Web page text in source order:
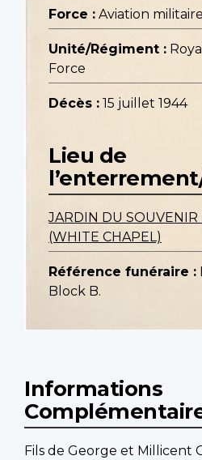
Force : Aviation militaire
Unité/Régiment :
Force
Décès : 15 juillet 1944
Lieu de
JARDIN DU SOUVENIR
(WHITE CHAPEL)
Référence funéraire :
Block B.
Informations
Fils de George et Millicent